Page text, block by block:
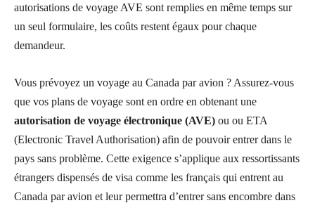
autorisations de voyage AVE sont remplies en même temps sur
un seul formulaire, les coûts restent égaux pour chaque
demandeur.
Vous prévoyez un voyage au Canada par avion ? Assurez-vous
que vos plans de voyage sont en ordre en obtenant une
autorisation de voyage électronique (AVE) ou ou ETA
(Electronic Travel Authorisation) afin de pouvoir entrer dans le
pays sans problème. Cette exigence s’applique aux ressortissants
étrangers dispensés de visa comme les français qui entrent au
Canada par avion et leur permettra d’entrer sans encombre dans